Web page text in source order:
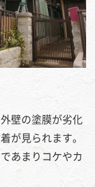
壁の塗膜が劣化
が見られます。
あまりコケやカ